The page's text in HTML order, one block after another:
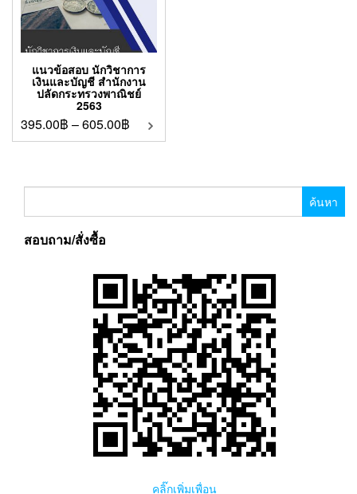
แนวข้อสอบ นักวิชาการ
เงินและบัญชี สำนักงาน
ปลัดกระทรวงพาณิชย์
2563
395.00฿ –605.00฿
สอบถาม/สั่งซื้อ
คลิ๊กเพิ่มเพื่อน